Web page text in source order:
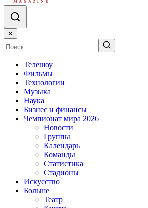
✕
Телешоу
Фильмы
Технологии
Музыка
Наука
Бизнес и финансы
Чемпионат мира 2026
Новости
Группы
Календарь
Команды
Статистика
Стадионы
Искусство
Больше
Театр